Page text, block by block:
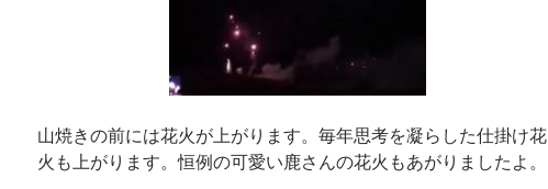
山焼きの前には花火が上がります。毎年思考を凝らした仕掛け花
火も上がります。恒例の可愛い鹿さんの花火もあがりましたよ。